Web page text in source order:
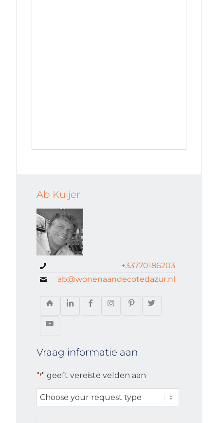
Ab Kuijer
+33770186203
ab@wonenaandecotedazur.nl
Vraag informatie aan
"*" geeft vereiste velden aan
Choose
your